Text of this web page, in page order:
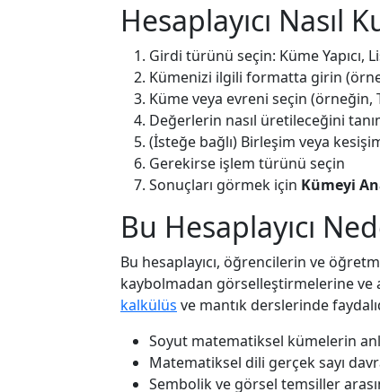
Hesaplayıcı Nasıl
Girdi türünü seçin: Küme Yapıcı,
Kümenizi ilgili formatta girin
Küme veya evreni seçin (örneğin,
Değerlerin nasıl üretileceğini
(İsteğe bağlı) Birleşim veya
Gerekirse işlem türünü seçin
Sonuçları görmek için Kümeyi
Bu Hesaplayıcı
Bu hesaplayıcı, öğrencilerin ve
kaybolmadan görselleştirmelerine ve
kalkülüs ve mantık derslerinde
Soyut matematiksel kümelerin
Matematiksel dili gerçek sayı
Sembolik ve görsel temsiller